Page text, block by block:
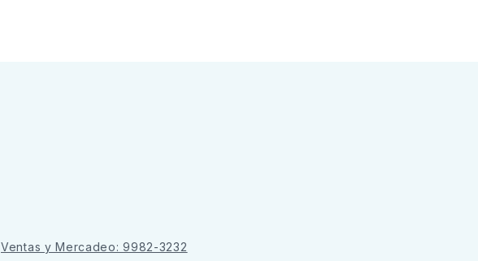
Ventas y Mercadeo: 9982-3232